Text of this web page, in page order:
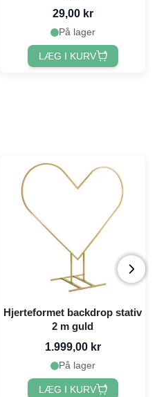
29,00 kr
På lager
LÆG I KURV
Hjerteformet backdrop stativ
2 m guld
1.999,00 kr
På lager
LÆG I KURV